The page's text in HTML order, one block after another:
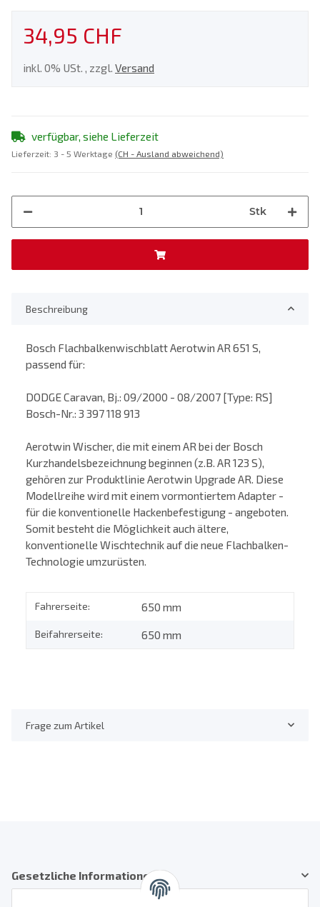
34,95 CHF
inkl. 0% USt. , zzgl. Versand
verfügbar, siehe Lieferzeit
Lieferzeit: 3 - 5 Werktage (CH - Ausland abweichend)
Stk
Beschreibung
Bosch Flachbalkenwischblatt Aerotwin AR 651 S,
passend für:
DODGE Caravan, Bj.: 09/2000 - 08/2007 [Type: RS]
Bosch-Nr.: 3 397 118 913
Aerotwin Wischer, die mit einem AR bei der Bosch
Kurzhandelsbezeichnung beginnen (z.B. AR 123 S),
gehören zur Produktlinie Aerotwin Upgrade AR. Diese
Modellreihe wird mit einem vormontiertem Adapter -
für die konventionelle Hackenbefestigung - angeboten.
Somit besteht die Möglichkeit auch ältere,
konventionelle Wischtechnik auf die neue Flachbalken-
Technologie umzurüsten.
Fahrerseite: 650 mm
Beifahrerseite: 650 mm
Frage zum Artikel
Gesetzliche Informationen